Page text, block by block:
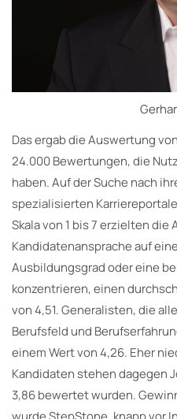
Das ergab die Auswertung
24.000 Bewertungen, die
haben. Auf der Suche nach
spezialisierten
Skala von 1 bis 7 erzielten
Kandidatenansprache auf
Ausbildungsgrad oder eine
konzentrieren, einen
von 4,51. Generalisten, die
Berufsfeld und
einem Wert von 4,26. Eher
Kandidaten stehen dagegen
3,86 bewertet wurden.